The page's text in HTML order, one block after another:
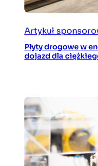
Artykuł
Płyty drogowe w
dojazd dla